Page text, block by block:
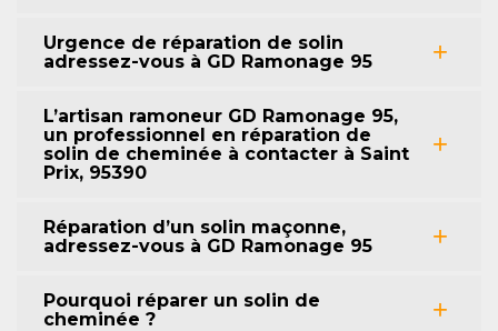
Urgence de réparation de solin
adressez-vous à GD Ramonage 95
L’artisan ramoneur GD Ramonage 95,
un professionnel en réparation de
solin de cheminée à contacter à Saint
Prix, 95390
Réparation d’un solin maçonne,
adressez-vous à GD Ramonage 95
Pourquoi réparer un solin de
cheminée ?